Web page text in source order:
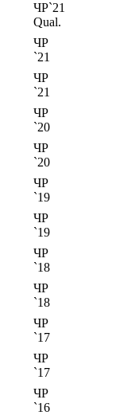
ЧР`21
Qual.
ЧР
`21
ЧР
`21
ЧР
`20
ЧР
`20
ЧР
`19
ЧР
`19
ЧР
`18
ЧР
`18
ЧР
`17
ЧР
`17
ЧР
`16